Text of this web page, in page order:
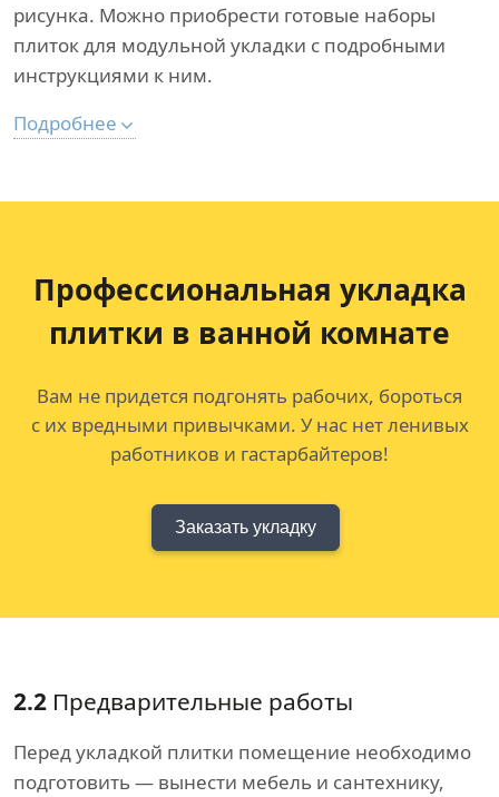
рисунка. Можно приобрести готовые наборы
плиток для модульной укладки с подробными
инструкциями к ним.
Подробнее
Профессиональная укладка
плитки в ванной комнате
Вам не придется подгонять рабочих, бороться
с их вредными привычками. У нас нет ленивых
работников и гастарбайтеров!
Заказать укладку
2.2 Предварительные работы
Перед укладкой плитки помещение необходимо
подготовить — вынести мебель и сантехнику,